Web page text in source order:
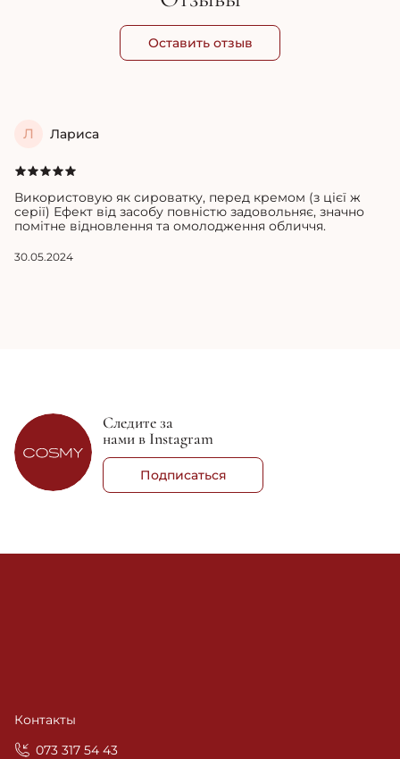
Оставить отзыв
Л Лариса
Використовую як сироватку, перед кремом (з цієї ж
серії) Ефект від засобу повністю задовольняє, значно
помітне відновлення та омолодження обличчя.
30.05.2024
Следите за
нами в Instagram
Подписаться
Контакты
‎073 317 54 43